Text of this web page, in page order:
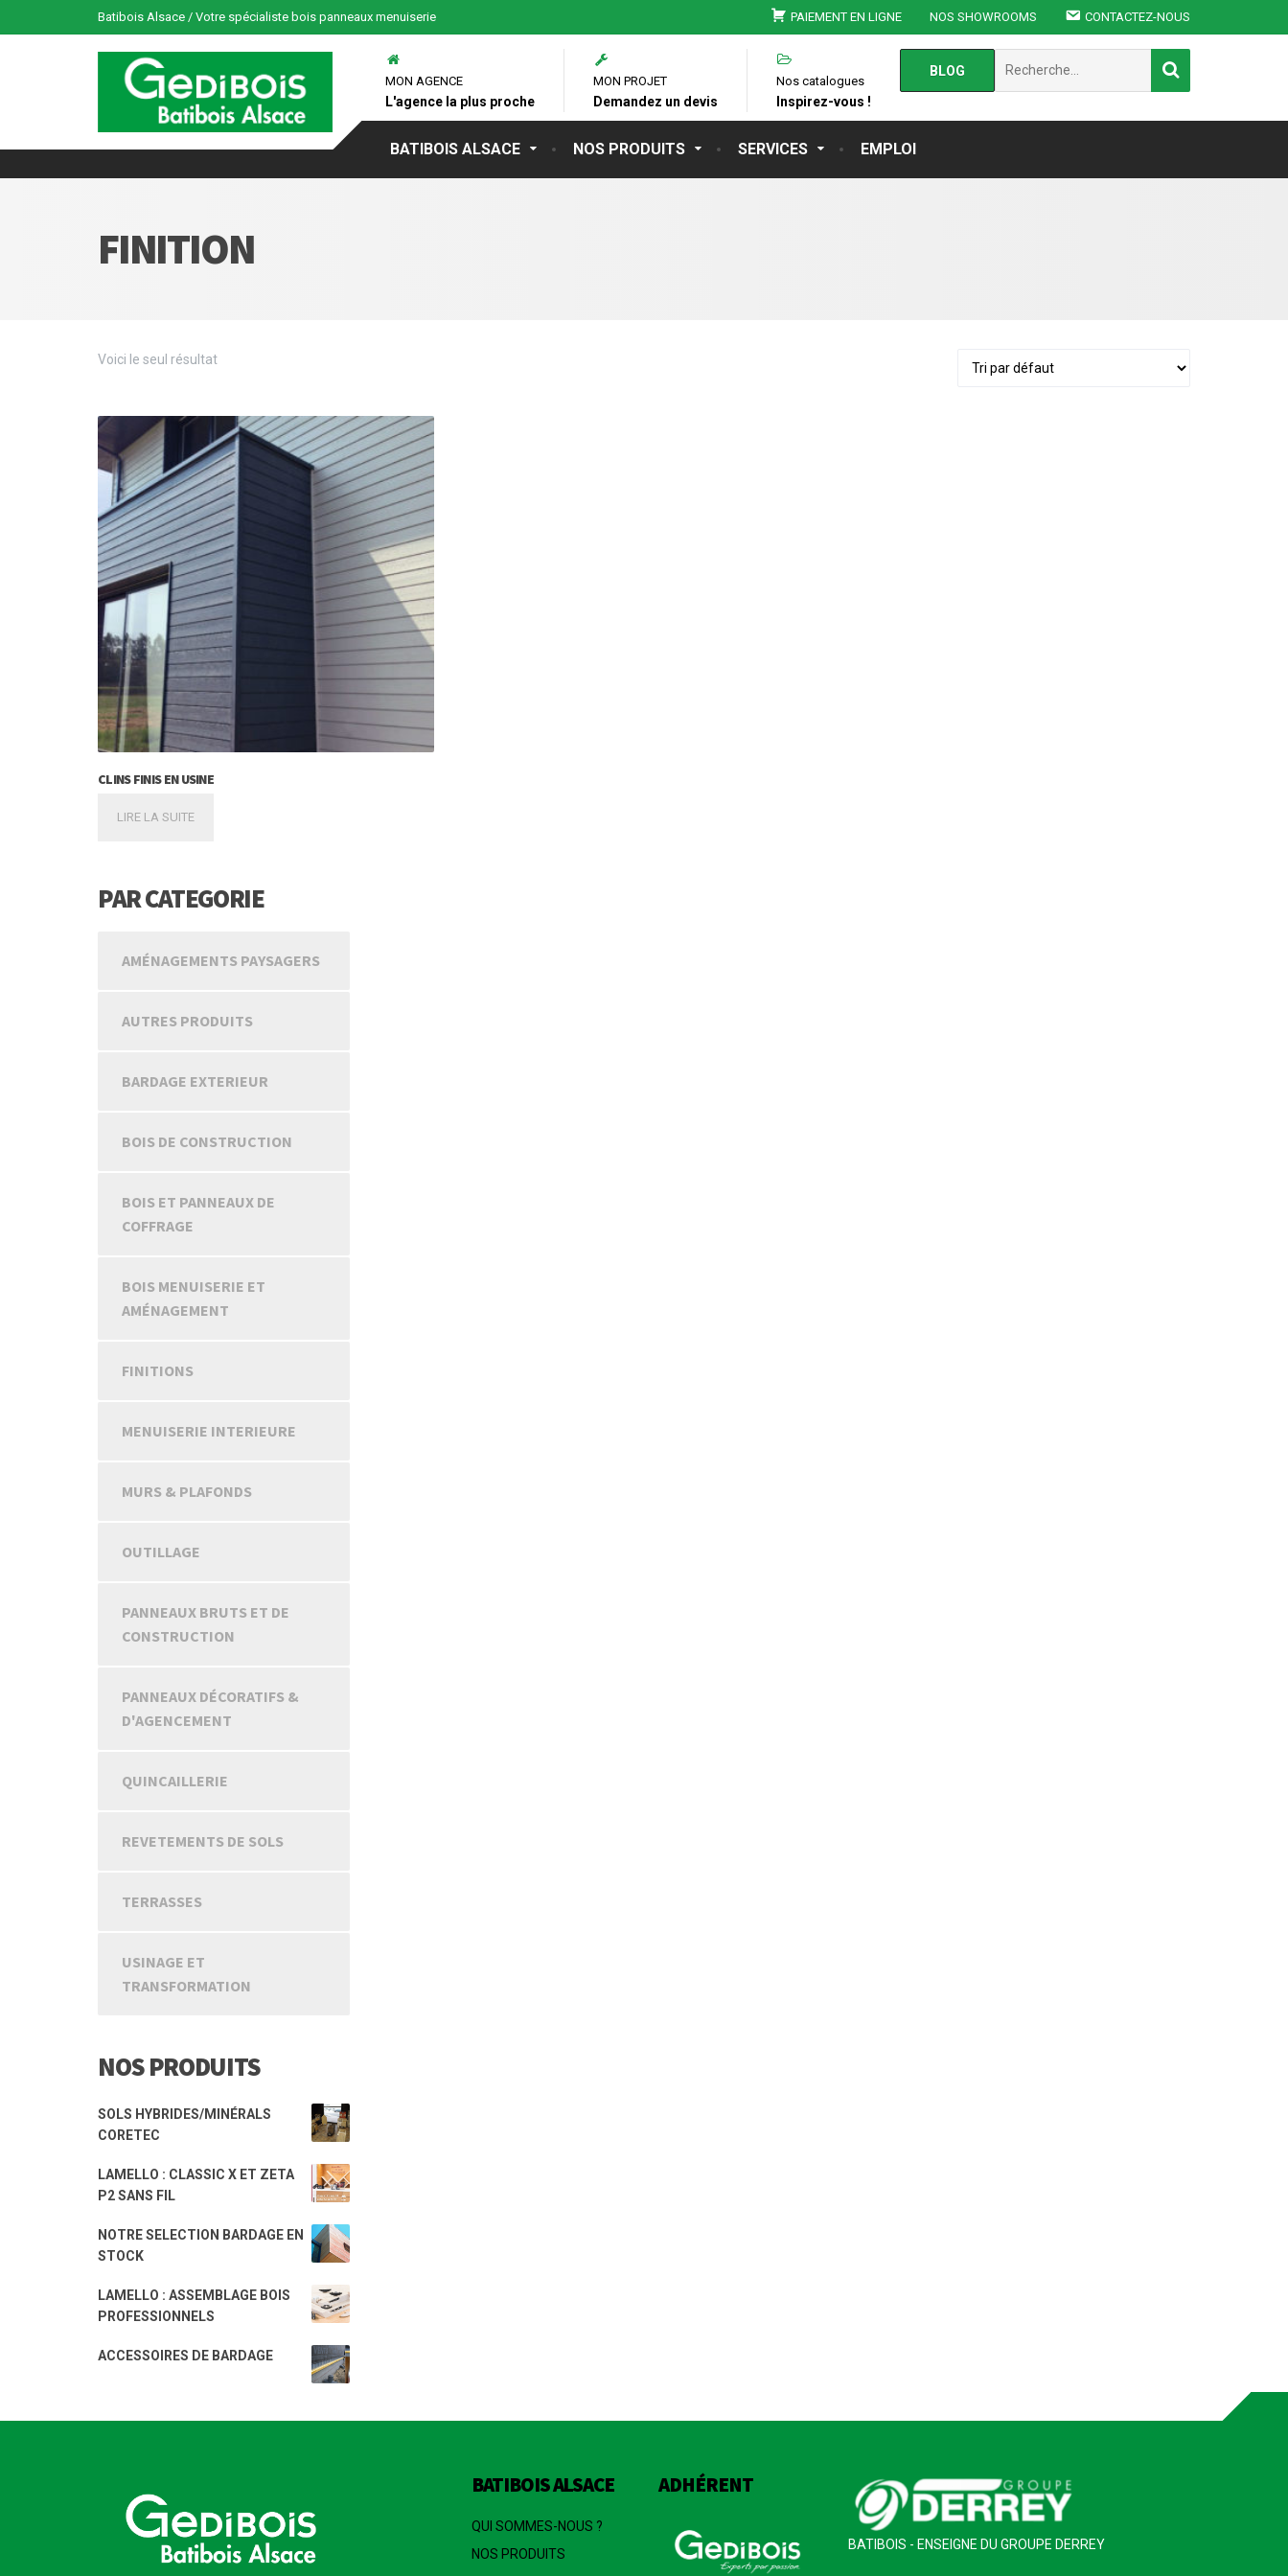
Batibois Alsace / Votre spécialiste bois panneaux menuiserie PAIEMENT EN LIGNE NOS SHOWROOMS CONTACTEZ-NOUS
BATIBOIS ALSACE NOS PRODUITS SERVICES EMPLOI
MON AGENCE
L'agence la plus proche
MON PROJET
Demandez un devis
Nos catalogues
Inspirez-vous !
BLOG
FINITION
Voici le seul résultat
CLINS FINIS EN USINE
LIRE LA SUITE
PAR CATEGORIE
AMÉNAGEMENTS PAYSAGERS
AUTRES PRODUITS
BARDAGE EXTERIEUR
BOIS DE CONSTRUCTION
BOIS ET PANNEAUX DE
COFFRAGE
BOIS MENUISERIE ET
AMÉNAGEMENT
FINITIONS
MENUISERIE INTERIEURE
MURS & PLAFONDS
OUTILLAGE
PANNEAUX BRUTS ET DE
CONSTRUCTION
PANNEAUX DÉCORATIFS &
D'AGENCEMENT
QUINCAILLERIE
REVETEMENTS DE SOLS
TERRASSES
USINAGE ET
TRANSFORMATION
NOS PRODUITS
SOLS HYBRIDES/MINÉRALS
CORETEC
LAMELLO : CLASSIC X ET ZETA
P2 SANS FIL
NOTRE SELECTION BARDAGE EN
STOCK
LAMELLO : ASSEMBLAGE BOIS
PROFESSIONNELS
ACCESSOIRES DE BARDAGE
BATIBOIS ALSACE
QUI SOMMES-NOUS ?
NOS PRODUITS
ADHÉRENT
BATIBOIS - ENSEIGNE DU GROUPE DERREY